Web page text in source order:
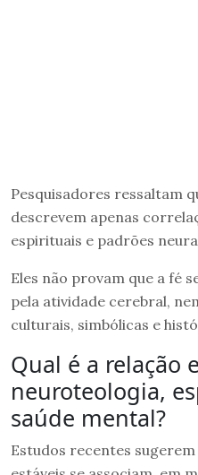
Pesquisadores ressaltam
descrevem apenas
espirituais e padrões
Eles não provam que a fé
pela atividade cerebral,
culturais, simbólicas e
Qual é a relação
neuroteologia,
saúde mental?
Estudos recentes